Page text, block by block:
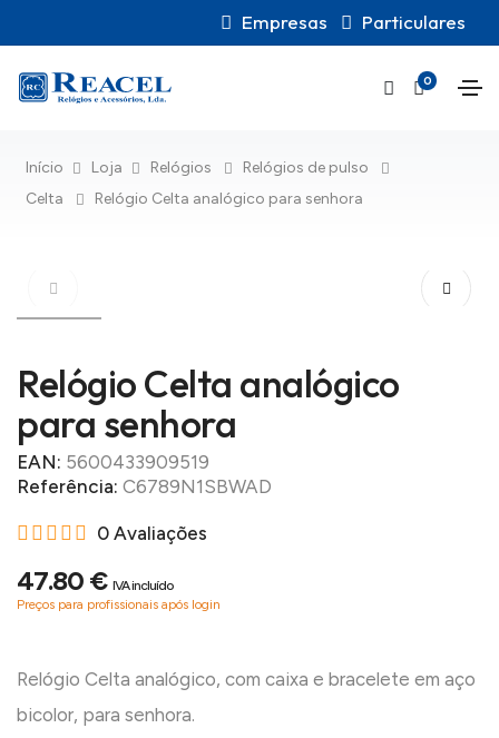
Empresas Particulares
0
Início Loja Relógios
Relógios de pulso
Celta
Relógio Celta analógico para senhora
Relógio Celta analógico
para senhora
EAN: 5600433909519
Referência: C6789N1SBWAD
0 Avaliações
47.80 € IVA incluído
Preços para profissionais após login
Relógio Celta analógico, com caixa e bracelete em aço
bicolor, para senhora.